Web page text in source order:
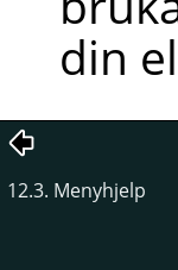
din
12.3. Menyhjelp